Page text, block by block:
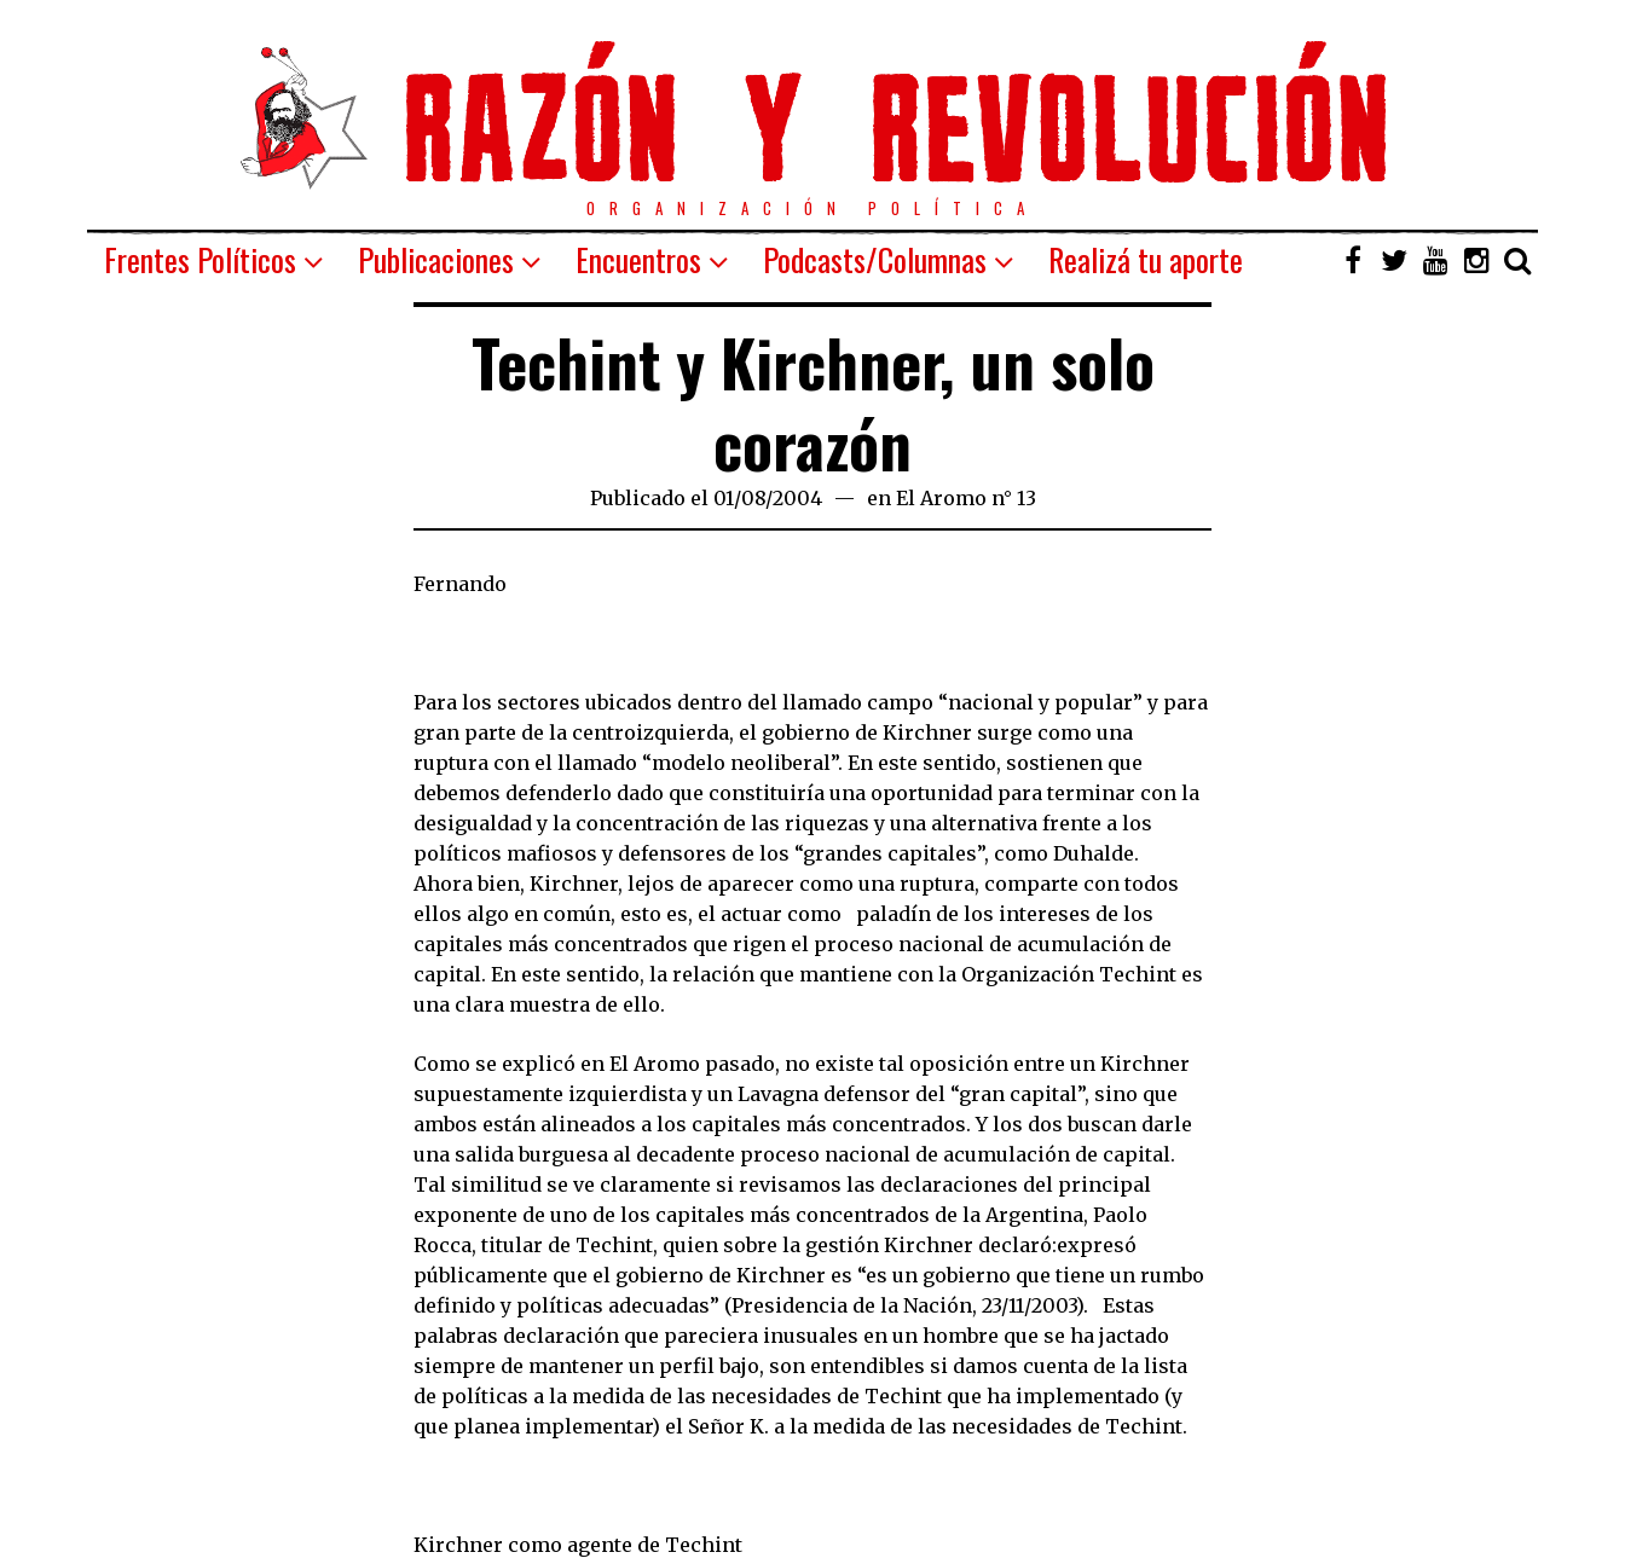
ORGANIZACIÓN POLÍTICA
Frentes Políticos Publicaciones Encuentros Podcasts/Columnas Realizá tu aporte
Techint y Kirchner, un solo
corazón
Publicado el 01/08/200421/03/2020
en El Aromo n° 13
Fernando
Para los sectores ubicados dentro del llamado campo “nacional y popular” y para
gran parte de la centroizquierda, el gobierno de Kirchner surge como una
ruptura con el llamado “modelo neoliberal”. En este sentido, sostienen que
debemos defenderlo dado que constituiría una oportunidad para terminar con la
desigualdad y la concentración de las riquezas y una alternativa frente a los
políticos mafiosos y defensores de los “grandes capitales”, como Duhalde.
Ahora bien, Kirchner, lejos de aparecer como una ruptura, comparte con todos
ellos algo en común, esto es, el actuar como paladín de los intereses de los
capitales más concentrados que rigen el proceso nacional de acumulación de
capital. En este sentido, la relación que mantiene con la Organización Techint es
una clara muestra de ello.
Como se explicó en El Aromo pasado, no existe tal oposición entre un Kirchner
supuestamente izquierdista y un Lavagna defensor del “gran capital”, sino que
ambos están alineados a los capitales más concentrados. Y los dos buscan darle
una salida burguesa al decadente proceso nacional de acumulación de capital.
Tal similitud se ve claramente si revisamos las declaraciones del principal
exponente de uno de los capitales más concentrados de la Argentina, Paolo
Rocca, titular de Techint, quien sobre la gestión Kirchner declaró:expresó
públicamente que el gobierno de Kirchner es “es un gobierno que tiene un rumbo
definido y políticas adecuadas” (Presidencia de la Nación, 23/11/2003). Estas
palabras declaración que pareciera inusuales en un hombre que se ha jactado
siempre de mantener un perfil bajo, son entendibles si damos cuenta de la lista
de políticas a la medida de las necesidades de Techint que ha implementado (y
que planea implementar) el Señor K. a la medida de las necesidades de Techint.
Kirchner como agente de Techint